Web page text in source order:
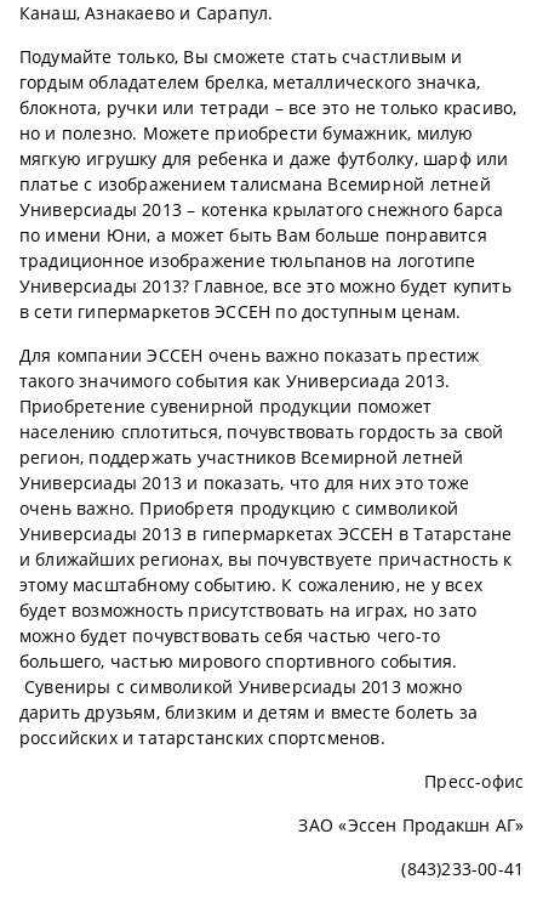
Канаш, Азнакаево и Сарапул.
Подумайте только, Вы сможете стать счастливым и
гордым обладателем брелка, металлического значка,
блокнота, ручки или тетради – все это не только красиво,
но и полезно. Можете приобрести бумажник, милую
мягкую игрушку для ребенка и даже футболку, шарф или
платье с изображением талисмана Всемирной летней
Универсиады 2013 – котенка крылатого снежного барса
по имени Юни, а может быть Вам больше понравится
традиционное изображение тюльпанов на логотипе
Универсиады 2013? Главное, все это можно будет купить
в сети гипермаркетов ЭССЕН по доступным ценам.
Для компании ЭССЕН очень важно показать престиж
такого значимого события как Универсиада 2013.
Приобретение сувенирной продукции поможет
населению сплотиться, почувствовать гордость за свой
регион, поддержать участников Всемирной летней
Универсиады 2013 и показать, что для них это тоже
очень важно. Приобретя продукцию с символикой
Универсиады 2013 в гипермаркетах ЭССЕН в Татарстане
и ближайших регионах, вы почувствуете причастность к
этому масштабному событию. К сожалению, не у всех
будет возможность присутствовать на играх, но зато
можно будет почувствовать себя частью чего-то
большего, частью мирового спортивного события.
Сувениры с символикой Универсиады 2013 можно
дарить друзьям, близким и детям и вместе болеть за
российских и татарстанских спортсменов.
Пресс-офис
ЗАО «Эссен Продакшн АГ»
(843)233-00-41